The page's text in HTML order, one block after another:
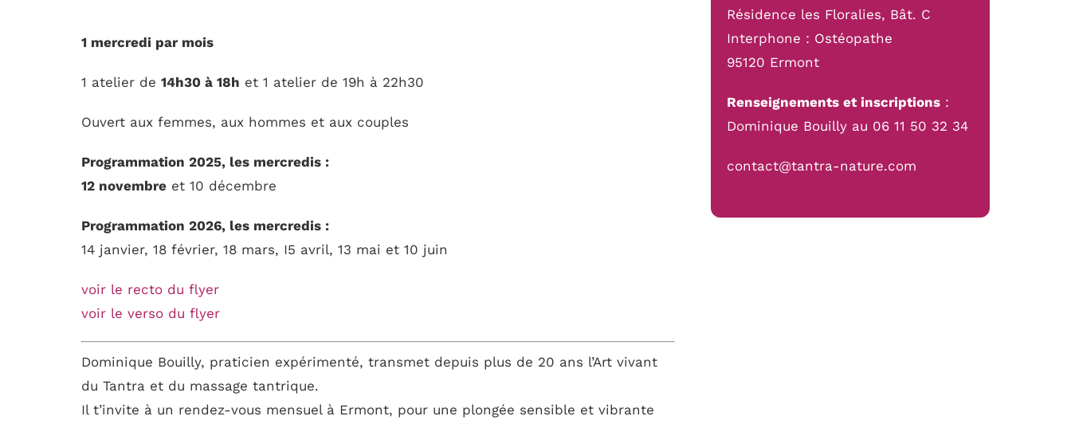
1 mercredi par mois
1 atelier de 14h30 à 18h et 1 atelier de 19h à 22h30
Ouvert aux femmes, aux hommes et aux couples
Programmation 2025, les mercredis :
12 novembreet 10 décembre
Programmation 2026, les mercredis :
14 janvier, 18 février, 18 mars, I5 avril, 13 mai et 10 juin
voir le recto du flyer
voir le verso du flyer
Dominique Bouilly, praticien expérimenté, transmet depuis plus de 20 ans l’Art vivant
du Tantra et du massage tantrique.
Il t’invite à un rendez-vous mensuel à Ermont, pour une plongée sensible et vibrante
Résidence les Floralies, Bât. C
Interphone : Ostéopathe
95120 Ermont
Renseignements et inscriptions :
Dominique Bouilly au 06 11 50 32 34
contact@tantra-nature.com